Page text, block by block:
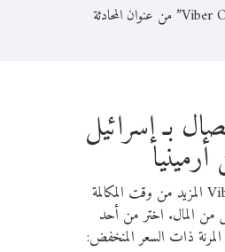
بـ إسرائيل
يمنحك Viber Out المزيد من وقت المكالمة
من المال. اختر من أحد
ذات السعر المنخفض: